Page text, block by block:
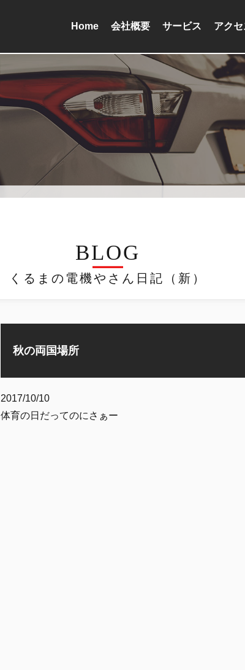
Home 会社概要 サービス アク
BLOG
くるまの電機やさん日記（新）
秋の両国場所
2017/10/10
体育の日だってのにさぁー